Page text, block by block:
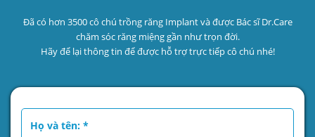
Đã có hơn 3500 cô chú trồng răng Implant và được Bác sĩ Dr.Care
chăm sóc răng miệng gần như trọn đời.
Hãy để lại thông tin để được hỗ trợ trực tiếp cô chú nhé!